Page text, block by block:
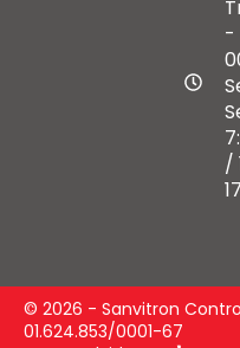
-
/
© 2026 - Sanvitron
01.624.853/0001-67